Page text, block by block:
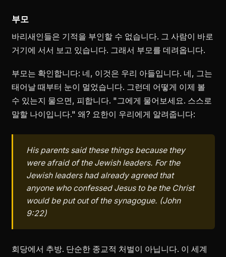
부모
바리새인들은 기적을 부인할 수 없습니다. 그 사람이 바로
거기에 서서 보고 있습니다. 그래서 부모를 데려옵니다.
부모는 확인합니다: 네, 이것은 우리 아들입니다. 네, 그는
태어날 때부터 눈이 멀었습니다. 그런데 어떻게 이제 볼
수 있는지 물으면, 피합니다. "그에게 물어보세요. 스스로
말할 나이입니다." 왜? 요한이 우리에게 알려줍니다:
His parents said these things because they
were afraid of the Jewish leaders. For the
Jewish leaders had already agreed that
anyone who confessed Jesus to be the Christ
would be put out of the synagogue. (John
9:22)
회당에서 추방. 단순한 종교적 처벌이 아닙니다. 이 세계